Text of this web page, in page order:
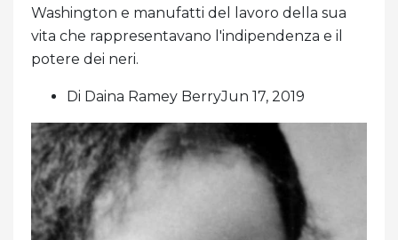
Washington e manufatti del lavoro della sua
vita che rappresentavano l'indipendenza e il
potere dei neri.
Di Daina Ramey BerryJun 17, 2019